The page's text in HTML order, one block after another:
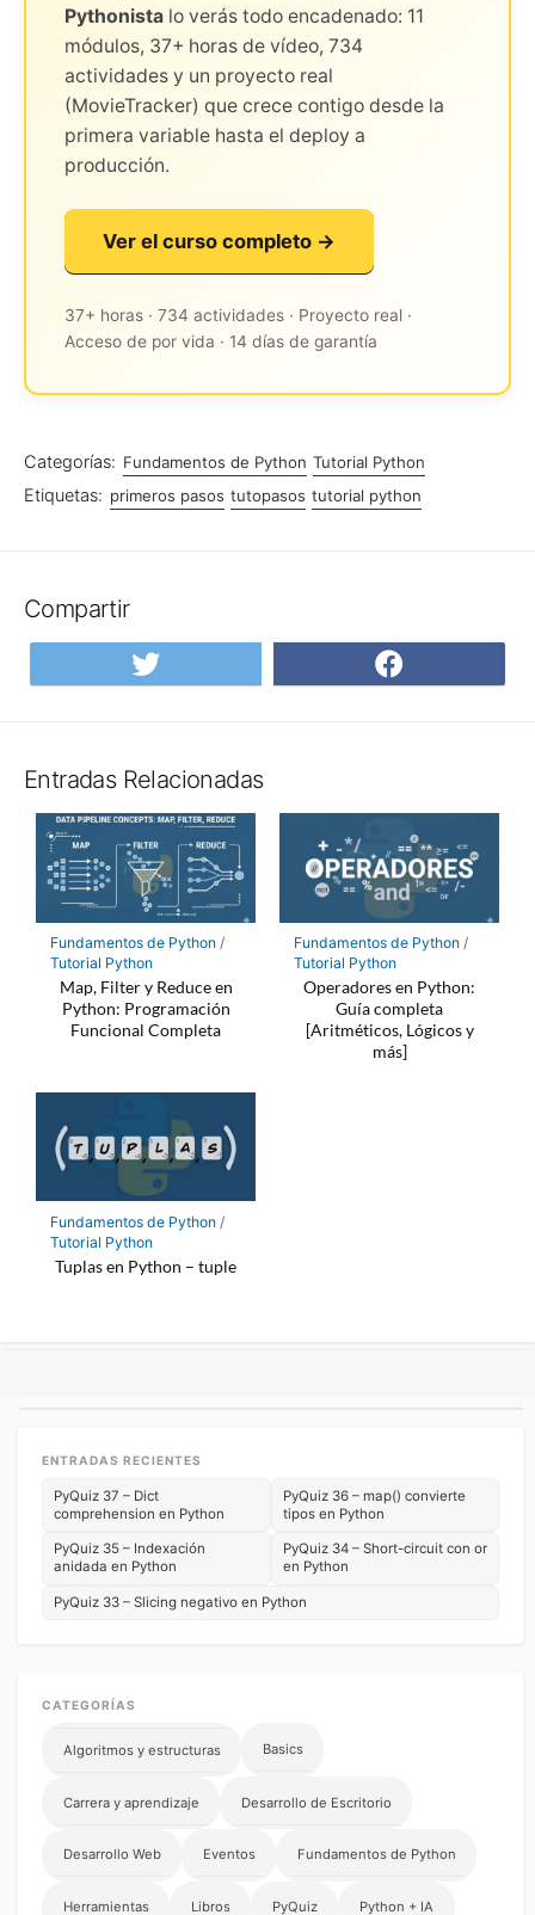
Pythonista lo verás todo encadenado: 11
módulos, 37+ horas de vídeo, 734
actividades y un proyecto real
(MovieTracker) que crece contigo desde la
primera variable hasta el deploy a
producción.
Ver el curso completo →
37+ horas · 734 actividades · Proyecto real ·
Acceso de por vida · 14 días de garantía
Categorías: Fundamentos de Python Tutorial Python
Etiquetas: primeros pasos tutopasos tutorial python
Compartir
Compartir
en
en
Entradas Relacionadas
Fundamentos de Python/
Tutorial Python
Map, Filter y Reduce en
Python: Programación
Funcional Completa
Fundamentos de Python/
Tutorial Python
Operadores en Python:
Guía completa
[Aritméticos, Lógicos y
más]
Fundamentos de Python/
Tutorial Python
Tuplas en Python – tuple
ENTRADAS RECIENTES
PyQuiz 37 – Dict
comprehension en Python
PyQuiz 36 – map() convierte
tipos en Python
PyQuiz 35 – Indexación
anidada en Python
PyQuiz 34 – Short-circuit con or
en Python
PyQuiz 33 – Slicing negativo en Python
CATEGORÍAS
Algoritmos y estructuras Basics
Carrera y aprendizaje Desarrollo de Escritorio
Desarrollo Web Eventos Fundamentos de Python
Herramientas Libros PyQuiz Python + IA